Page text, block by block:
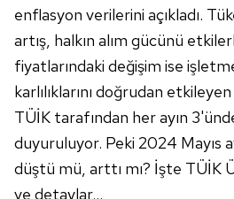
enflasyon verilerini açıkladı.
artış, halkın alım gücünü
fiyatlarındaki değişim ise
karlılıklarını doğrudan
TÜİK tarafından her ayın
duyuruluyor. Peki 2024 Mayıs
düştü mü, arttı mı? İşte TÜİK
ve detaylar...